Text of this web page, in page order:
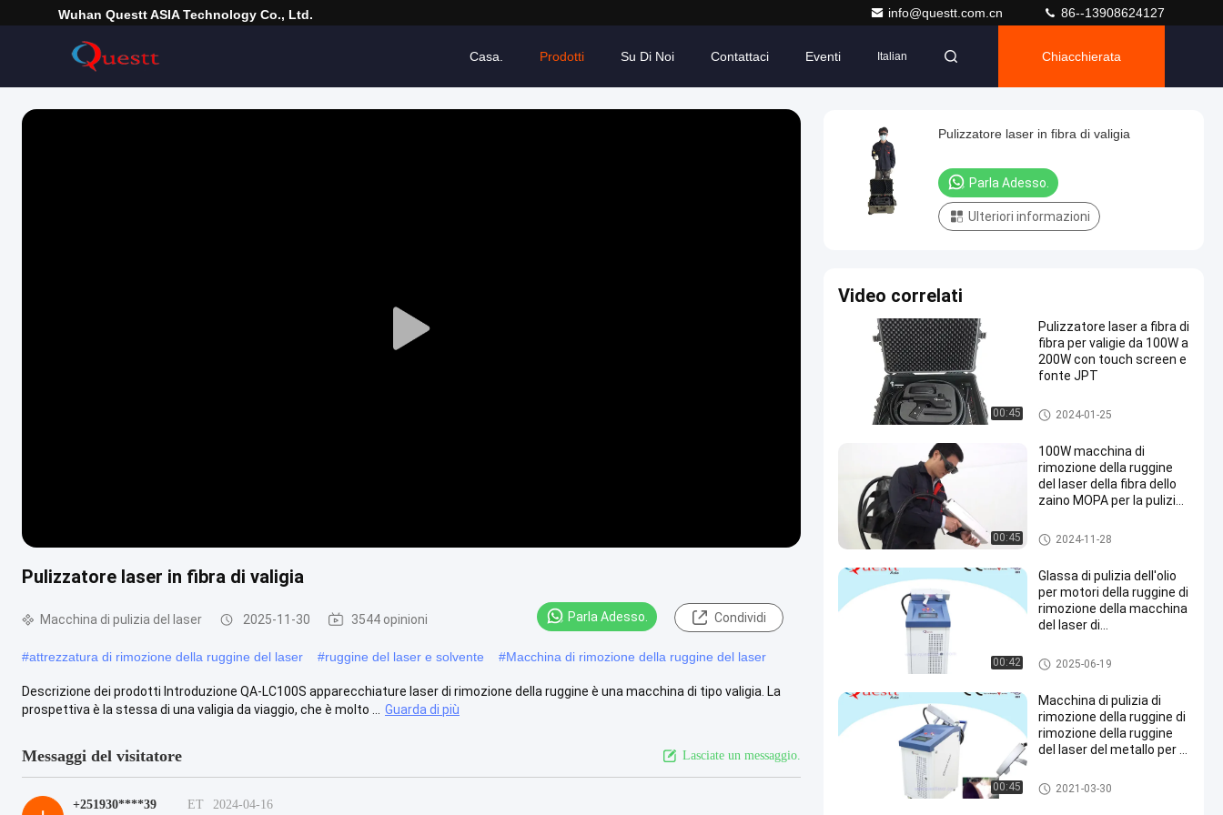
Wuhan Questt ASIA Technology Co., Ltd. info@questt.com.cn 86--13908624127
Casa. Prodotti Su Di Noi Contattaci Eventi Italian Chiacchierata
Play
Pulizzatore laser in fibra di valigia
Macchina di pulizia del laser 2025-11-30 3544 opinioni Parla Adesso. Condividi
#attrezzatura di rimozione della ruggine del laser #ruggine del laser e solvente #Macchina di rimozione della ruggine del laser
Descrizione dei prodotti Introduzione QA-LC100S apparecchiature laser di rimozione della ruggine è una macchina di tipo valigia. La
prospettiva è la stessa di una valigia da viaggio, che è molto ...
Guarda di più
Messaggi del visitatore Lasciate un messaggio.
+251930****39 ET 2024-04-16
Pulizzatore laser in fibra di valigia
Parla Adesso.
Ulteriori informazioni
Video correlati
00:45
Pulizzatore laser a fibra di
fibra per valigie da 100W a
200W con touch screen e
fonte JPT
Macchina di pulizia del laser
2024-01-25
00:45
100W macchina di
rimozione della ruggine
del laser della fibra dello
zaino MOPA per la pulizia
Rimozione della ruggine del la
ser
2024-11-28
00:42
Glassa di pulizia dell'olio
per motori della ruggine di
rimozione della macchina
del laser di
100W
Macchina di pulizia del laser
2025-06-19
00:45
Macchina di pulizia di
rimozione della ruggine di
rimozione della ruggine
del laser del metallo per la
ruggine della pittura
Macchina di pulizia del laser
2021-03-30